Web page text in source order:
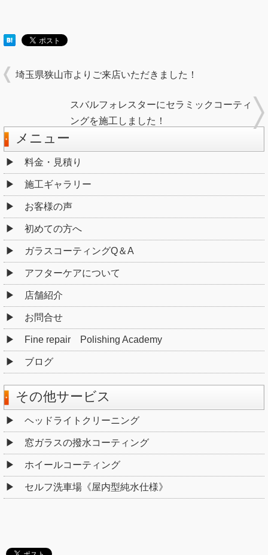
埼玉県狭山市よりご来店いただきました！
スバルフォレスターにセラミックコーティ
ングを施工しました！
メニュー
料金・見積り
施工ギャラリー
お客様の声
初めての方へ
ガラスコーティングQ＆A
アフターケアについて
店舗紹介
お問合せ
Fine repair Polishing Academy
ブログ
その他サービス
ヘッドライトクリーニング
窓ガラスの撥水コーティング
ホイールコーティング
セルフ洗車場《屋内型純水仕様》